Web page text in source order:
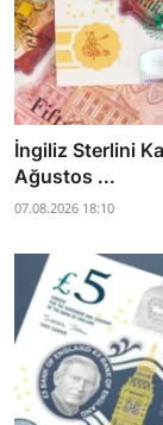
İngiliz Sterlini
Ağustos ...
07.08.2026 18:10